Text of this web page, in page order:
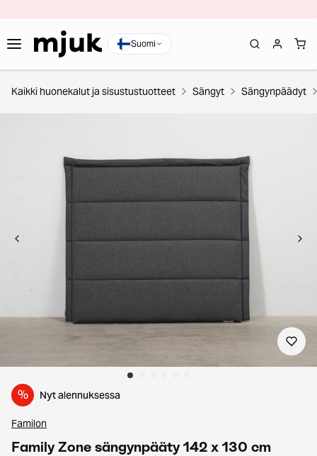
Suomi
Kaikki huonekalut ja sisustustuotteet Sängyt Sängynpäädyt
% Nyt alennuksessa
Familon
Family Zone sängynpääty 142 x 130 cm